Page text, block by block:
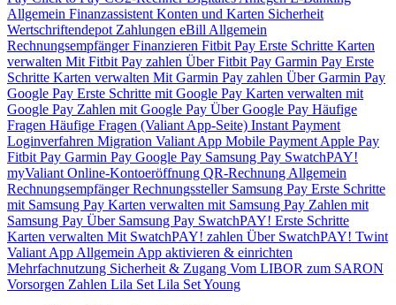
Allgemein Finanzassistent Konten und Karten Sicherheit
Wertschriftendepot Zahlungen eBill Allgemein
RechnungsempfängerFinanzieren Fitbit Pay Erste Schritte Karten
verwalten Mit Fitbit Pay zahlen Über Fitbit Pay Garmin Pay Erste
Schritte Karten verwalten Mit Garmin Pay zahlen Über Garmin Pay
Google Pay Erste Schritte mit Google Pay Karten verwalten mit
Google Pay Zahlen mit Google Pay Über Google Pay Häufige
Fragen Häufige Fragen (Valiant App-Seite) Instant Payment
Loginverfahren Migration Valiant App Mobile Payment Apple Pay
Fitbit Pay Garmin Pay Google Pay Samsung Pay SwatchPAY!
myValiant Online-Kontoeröffnung QR-Rechnung Allgemein
RechnungsempfängerRechnungssteller Samsung Pay Erste Schritte
mit Samsung Pay Karten verwalten mit Samsung Pay Zahlen mit
Samsung Pay Über Samsung Pay SwatchPAY! Erste Schritte
Karten verwalten Mit SwatchPAY! zahlen Über SwatchPAY! Twint
Valiant App Allgemein App aktivieren & einrichten
Mehrfachnutzung Sicherheit & Zugang Vom LIBOR zum SARON
Vorsorgen Zahlen Lila Set Lila Set Young